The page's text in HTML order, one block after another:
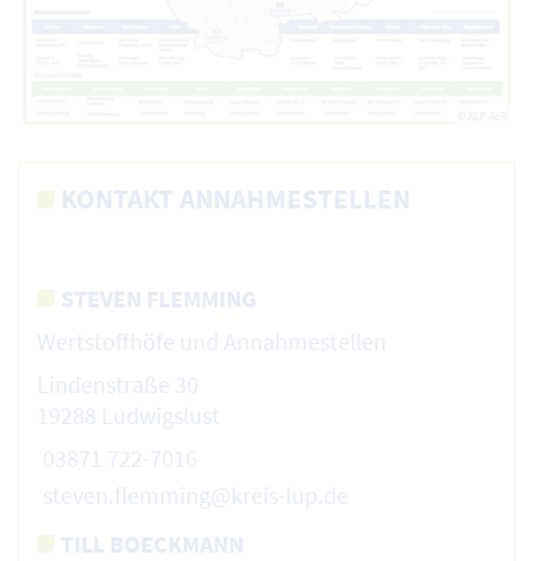
KONTAKT ANNAHMESTELLEN
STEVEN FLEMMING
Wertstoffhöfe und Annahmestellen
Lindenstraße 30
19288 Ludwigslust
03871 722-7016
steven.flemming@kreis-lup.de
TILL BOECKMANN